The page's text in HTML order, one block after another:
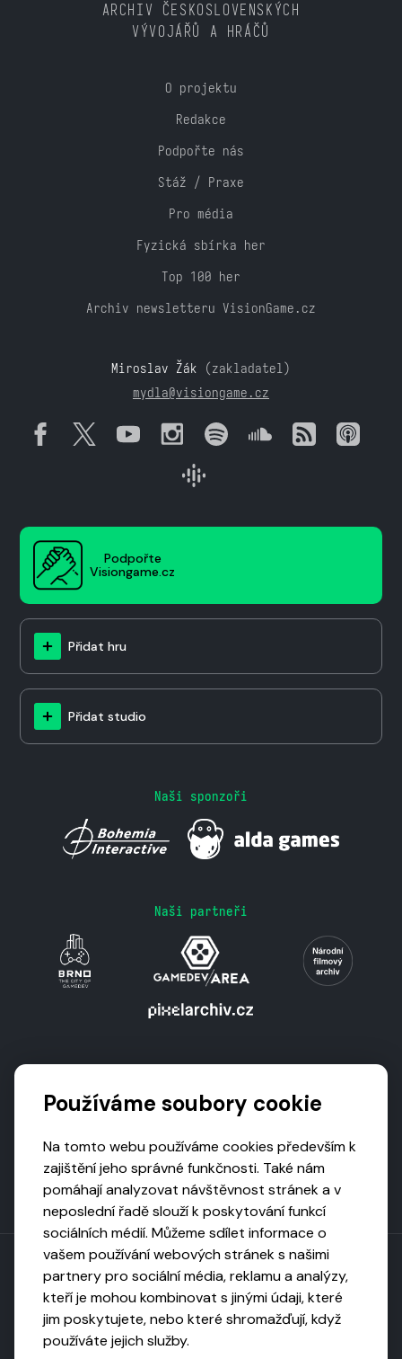
ARCHIV ČESKOSLOVENSKÝCH
VÝVOJÁŘŮ A HRÁČŮ
O projektu
Redakce
Podpořte nás
Stáž / Praxe
Pro média
Fyzická sbírka her
Top 100 her
Archiv newsletteru VisionGame.cz
Miroslav Žák (zakladatel)
mydla@visiongame.cz
Podpořte
Visiongame.cz
Přidat hru
Přidat studio
Naši sponzoři
Naši partneři
Toto dílo podléhá licenci CC BY-NC-ND
Uveďte původ, neužívejte komerčně, nezpracovávejte.
Používáme soubory cookie
Na tomto webu používáme cookies především k
zajištění jeho správné funkčnosti. Také nám
pomáhají analyzovat návštěvnost stránek a v
neposlední řadě slouží k poskytování funkcí
sociálních médií. Můžeme sdílet informace o
vašem používání webových stránek s našimi
partnery pro sociální média, reklamu a analýzy,
kteří je mohou kombinovat s jinými údaji, které
jim poskytujete, nebo které shromažďují, když
používáte jejich služby.